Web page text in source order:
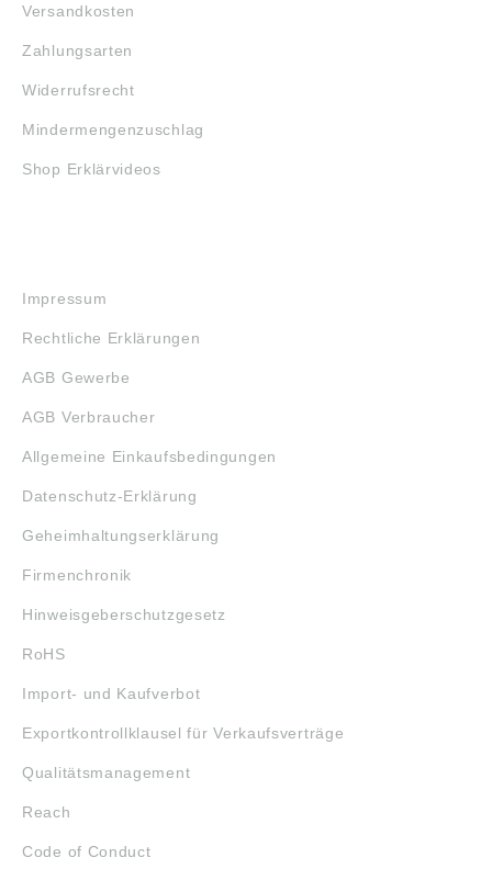
Versandkosten
Zahlungsarten
Widerrufsrecht
Mindermengenzuschlag
Shop Erklärvideos
Impressum
Rechtliche Erklärungen
AGB Gewerbe
AGB Verbraucher
Allgemeine Einkaufsbedingungen
Datenschutz-Erklärung
Geheimhaltungserklärung
Firmenchronik
Hinweisgeberschutzgesetz
RoHS
Import- und Kaufverbot
Exportkontrollklausel für Verkaufsverträge
Qualitätsmanagement
Reach
Code of Conduct